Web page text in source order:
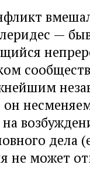
—
дела
не может